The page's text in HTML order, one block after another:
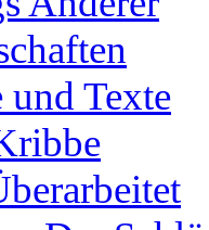
und Texte